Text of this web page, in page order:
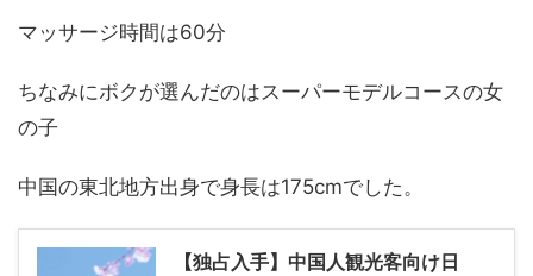
マッサージ時間は60分
ちなみにボクが選んだのはスーパーモデルコースの女
の子
中国の東北地方出身で身長は175cmでした。
【独占入手】中国人観光客向け日